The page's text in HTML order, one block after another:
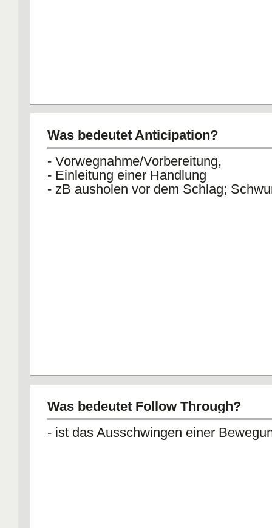
Was bedeutet Anticipation?
- Vorwegnahme/Vorbereitung,
- Einleitung einer Handlung
- zB ausholen vor dem Schlag;
Was bedeutet Follow Through?
- ist das Ausschwingen einer